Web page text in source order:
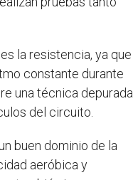
la resistencia, ya que
constante durante
una técnica depurada
del circuito.
buen dominio de la
aeróbica y